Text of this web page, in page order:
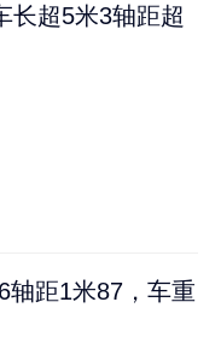
长超5米3轴距超
轴距1米87，车重